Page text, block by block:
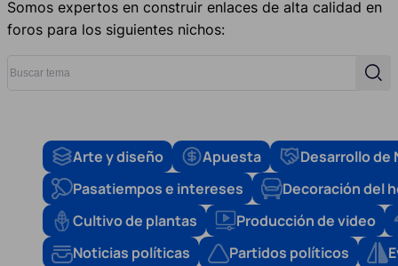
Somos expertos en construir enlaces de alta calidad en
foros para los siguientes nichos:
Arte y diseño Apuesta
Desarrollo de
Pasatiempos e intereses
Decoración del
Cultivo de plantas
Producción de video
Noticias políticas
Partidos políticos